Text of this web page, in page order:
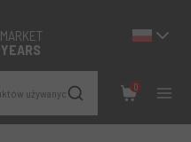
używanych
0